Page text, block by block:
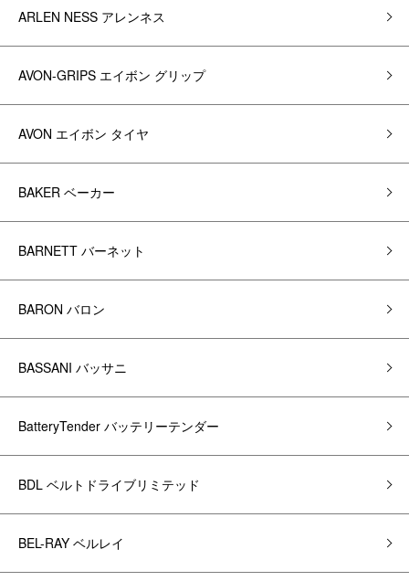
ARLEN NESS アレンネス
AVON-GRIPS エイボン グリップ
AVON エイボン タイヤ
BAKER ベーカー
BARNETT バーネット
BARON バロン
BASSANI バッサニ
BatteryTender バッテリーテンダー
BDL ベルトドライブリミテッド
BEL-RAY ベルレイ